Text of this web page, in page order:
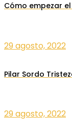
Cómo empezar
29 agosto, 2022
Pilar Sordo
29 agosto, 2022